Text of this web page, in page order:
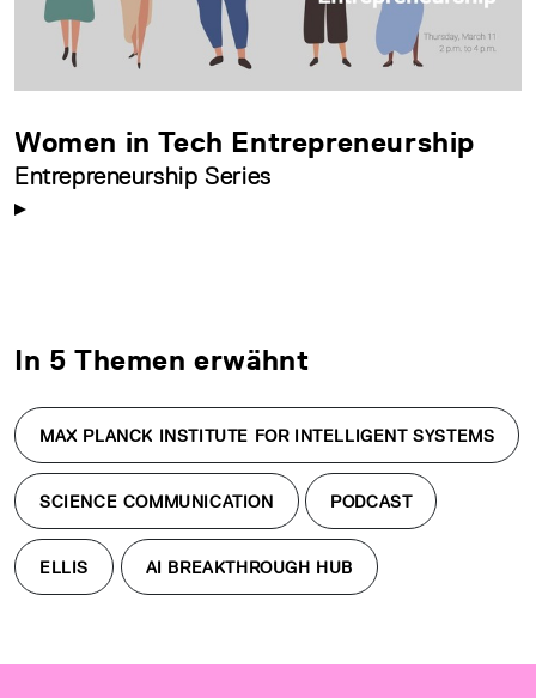
Women in Tech Entrepreneurship
Entrepreneurship Series
In 5 Themen erwähnt
MAX PLANCK INSTITUTE FOR INTELLIGENT SYSTEMS
SCIENCE COMMUNICATION PODCAST
ELLIS AI BREAKTHROUGH HUB